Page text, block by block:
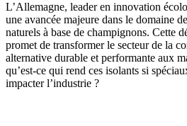
L’Allemagne, leader en innovation
une avancée majeure dans le domaine
naturels à base de champignons. Cette
promet de transformer le secteur de la
alternative durable et performante aux
qu’est-ce qui rend ces isolants si
impacter l’industrie ?